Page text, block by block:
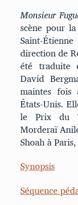
Monsieur
scène pour
Saint-
direction de
été traduite
David
maintes fois
États-Unis.
le Prix du
Morderaï
Shoah à
Synopsis
Séquence